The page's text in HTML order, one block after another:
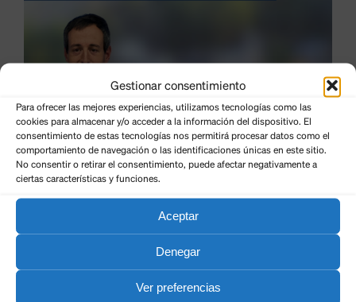
Gestionar consentimiento
Para ofrecer las mejores experiencias, utilizamos tecnologías como las
cookies para almacenar y/o acceder a la información del dispositivo. El
consentimiento de estas tecnologías nos permitirá procesar datos como el
comportamiento de navegación o las identificaciones únicas en este sitio.
No consentir o retirar el consentimiento, puede afectar negativamente a
ciertas características y funciones.
Aceptar
Denegar
Ver preferencias